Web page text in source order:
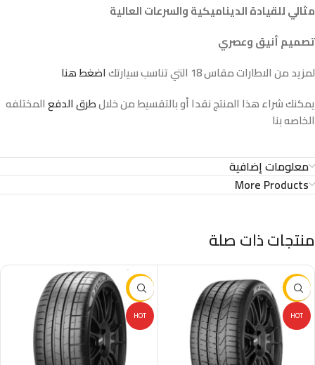
مثالي للقيادة الديناميكية والسرعات العالية
تصميم أنيق وعصري
لمزيد من الاطارات مقاس 18 التي تناسب سيارتك
اضغط هنا
يمكنك شراء هذا المنتج نقدا أو بالتقسيط من خلالطرق الدفعالمختلفه
الخاصه بنا
معلومات إضافية
More Products
منتجات ذات صلة
-37%
HOT
-16%
HOT